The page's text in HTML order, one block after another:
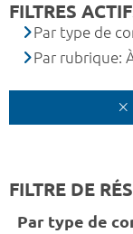
FILTRES
Par type de
Par rubrique:
FILTRE DE
Par type de